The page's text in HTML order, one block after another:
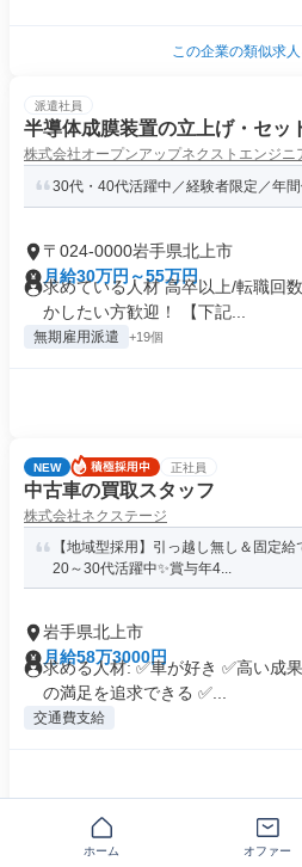
この企業の類似求
派遣社員
半導体成膜装置の立上げ・セッ
株式会社オープンアップネクストエンジニ
30代・40代活躍中／経験者限定／年
〒024-0000岩手県北上市
月給30万円～55万円
求めている人材 高卒以上/転職回
かしたい方歓迎！ 【下記...
無期雇用派遣 +19個
NEW 正社員
中古車の買取スタッフ
株式会社ネクステージ
【地域型採用】引っ越し無し＆固定
20～30代活躍中✨賞与年4...
岩手県北上市
月給58万3000円
求める人材: ✅車が好き ✅高い成
の満足を追求できる ✅...
交通費支給
この企業の類似求人
ホーム オファー